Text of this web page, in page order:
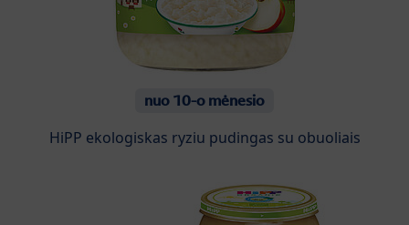
nuo 10-o mėnesio
HiPP ekologiskas ryziu pudingas su obuoliais